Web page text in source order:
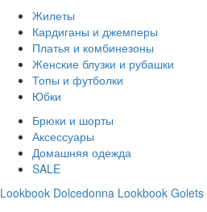
Жилеты
Кардиганы и джемперы
Платья и комбинезоны
Женские блузки и рубашки
Топы и футболки
Юбки
Брюки и шорты
Аксессуары
Домашняя одежда
SALE
Lookbook Dolcedonna Lookbook Golets